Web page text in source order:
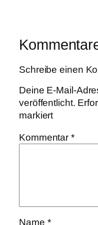
Schreibe einen
Deine E-Mail-
veröffentlicht.
markiert
Kommentar*
Name *